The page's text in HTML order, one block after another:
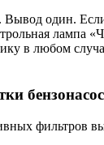
Вывод один.
лампа
в любом
фильтров